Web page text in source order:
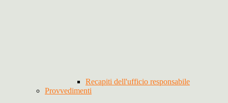
Recapiti dell'ufficio responsabile
Provvedimenti